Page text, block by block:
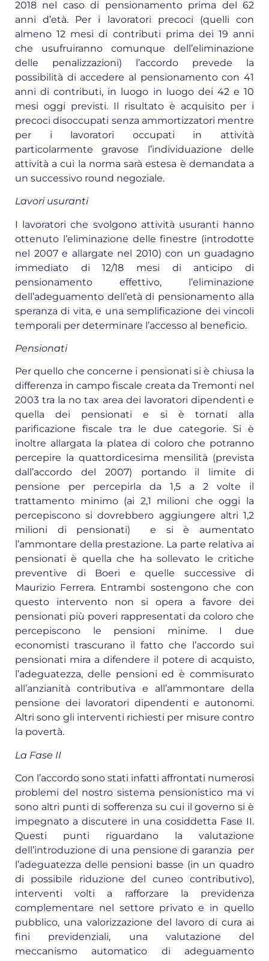
2018 nel caso di pensionamento prima del 62
anni d’età. Per i lavoratori precoci (quelli con
almeno 12 mesi di contributi prima dei 19 anni
che usufruiranno comunque dell’eliminazione
delle penalizzazioni) l’accordo prevede la
possibilità di accedere al pensionamento con 41
anni di contributi, in luogo in luogo dei 42 e 10
mesi oggi previsti. Il risultato è acquisito per i
precoci disoccupati senza ammortizzatori mentre
per i lavoratori occupati in attività
particolarmente gravose l’individuazione delle
attività a cui la norma sarà estesa è demandata a
un successivo round negoziale.
Lavori usuranti
I lavoratori che svolgono attività usuranti hanno
ottenuto l’eliminazione delle finestre (introdotte
nel 2007 e allargate nel 2010) con un guadagno
immediato di 12/18 mesi di anticipo di
pensionamento effettivo, l’eliminazione
dell’adeguamento dell’età di pensionamento alla
speranza di vita, e una semplificazione dei vincoli
temporali per determinare l’accesso al beneficio.
Pensionati
Per quello che concerne i pensionati si è chiusa la
differenza in campo fiscale creata da Tremonti nel
2003 tra la no tax area dei lavoratori dipendenti e
quella dei pensionati e si è tornati alla
parificazione fiscale tra le due categorie. Si è
inoltre allargata la platea di coloro che potranno
percepire la quattordicesima mensilità (prevista
dall’accordo del 2007) portando il limite di
pensione per percepirla da 1,5 a 2 volte il
trattamento minimo (ai 2,1 milioni che oggi la
percepiscono si dovrebbero aggiungere altri 1,2
milioni di pensionati) e si è aumentato
l’ammontare della prestazione. La parte relativa ai
pensionati è quella che ha sollevato le critiche
preventive di Boeri e quelle successive di
Maurizio Ferrera. Entrambi sostengono che con
questo intervento non si opera a favore dei
pensionati più poveri rappresentati da coloro che
percepiscono le pensioni minime. I due
economisti trascurano il fatto che l’accordo sui
pensionati mira a difendere il potere di acquisto,
l’adeguatezza, delle pensioni ed è commisurato
all’anzianità contributiva e all’ammontare della
pensione dei lavoratori dipendenti e autonomi.
Altri sono gli interventi richiesti per misure contro
la povertà.
La Fase II
Con l’accordo sono stati infatti affrontati numerosi
problemi del nostro sistema pensionistico ma vi
sono altri punti di sofferenza su cui il governo si è
impegnato a discutere in una cosiddetta Fase II.
Questi punti riguardano la valutazione
dell’introduzione di una pensione di garanzia per
l’adeguatezza delle pensioni basse (in un quadro
di possibile riduzione del cuneo contributivo),
interventi volti a rafforzare la previdenza
complementare nel settore privato e in quello
pubblico, una valorizzazione del lavoro di cura ai
fini previdenziali, una valutazione del
meccanismo automatico di adeguamento